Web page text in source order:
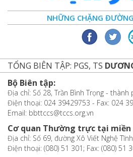
NHỮNG CHẶNG
TỔNG BIÊN TẬP: PGS, TS
Bộ Biên tập:
Địa chỉ: Số 28, Trần Bình Trọng - thành
Điện thoại: 024 39429753 - Fax: 024
Email: bbttccs@tccs.org.vn
Cơ quan Thường trực tại miền
Địa chỉ: Số 69, đường Xô Viết Nghệ
Điện thoại: (080) 51 301; Fax: (080) 51